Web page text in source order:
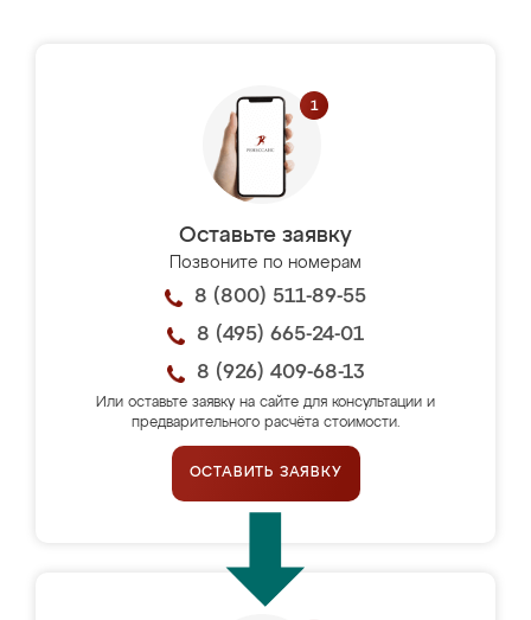
Оставьте заявку
Позвоните по номерам
8 (800) 511-89-55
8 (495) 665-24-01
8 (926) 409-68-13
Или оставьте заявку на сайте для консультации и
предварительного расчёта стоимости.
ОСТАВИТЬ ЗАЯВКУ